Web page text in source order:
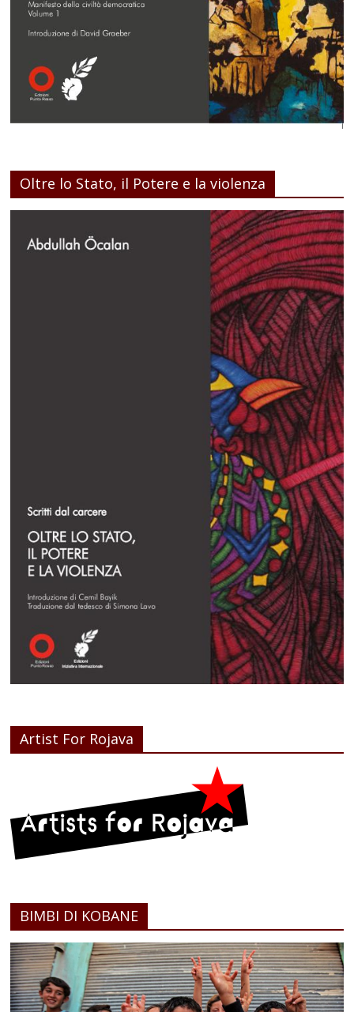
Oltre lo Stato, il Potere e la violenza
Artist For Rojava
BIMBI DI KOBANE